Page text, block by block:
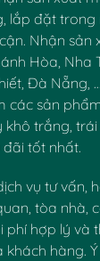
lắp đặt trong
Nhận sản
Hòa, Nha
Đà Nẵng,
các sản
trắng, trái
tốt nhất.
vụ tư vấn,
tòa nhà,
phí hợp lý và
khách hàng.